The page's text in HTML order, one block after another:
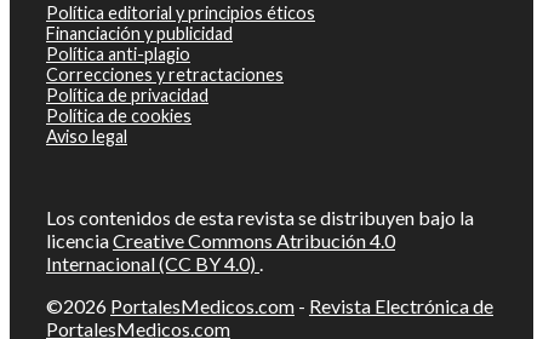
Política editorial y principios éticos
Financiación y publicidad
Política anti-plagio
Correcciones y retractaciones
Política de privacidad
Política de cookies
Aviso legal
Los contenidos de esta revista se distribuyen bajo la
licenciaCreative Commons Atribución 4.0
Internacional (CC BY 4.0) .
©2026 PortalesMedicos.com - Revista Electrónica de
PortalesMedicos.com